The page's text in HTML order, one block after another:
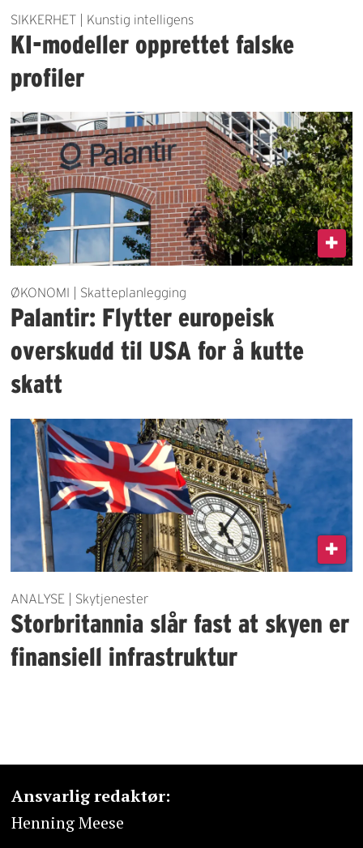
SIKKERHET | Kunstig intelligens
KI-modeller opprettet falske
profiler
ØKONOMI | Skatteplanlegging
Palantir: Flytter europeisk
overskudd til USA for å kutte
skatt
ANALYSE | Skytjenester
Storbritannia slår fast at skyen er
finansiell infrastruktur
Ansvarlig redaktør:
Henning Meese